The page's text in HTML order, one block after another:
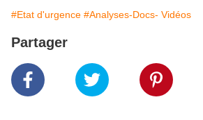
#Etat d'urgence #Analyses-Docs- Vidéos
Partager